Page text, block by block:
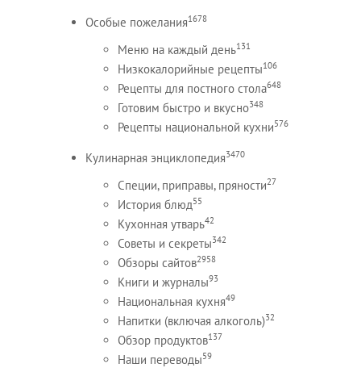
Особые пожелания1678
Меню на каждый день131
Низкокалорийные рецепты106
Рецепты для постного стола648
Готовим быстро и вкусно348
Рецепты национальной кухни576
Кулинарная энциклопедия3470
Специи, приправы, пряности27
История блюд55
Кухонная утварь42
Советы и секреты342
Обзоры сайтов2958
Книги и журналы93
Национальная кухня49
Напитки (включая алкоголь)32
Обзор продуктов137
Наши переводы59